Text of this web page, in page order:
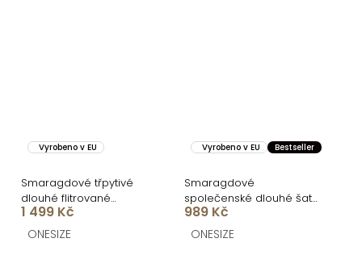
Vyrobeno v EU
Smaragdové třpytivé
dlouhé flitrované
společenské šaty
VAIRALE
1 499 Kč
ONESIZE
Vyrobeno v EU Bestseller
Smaragdové
společenské dlouhé šaty
SYVONA
989 Kč
ONESIZE